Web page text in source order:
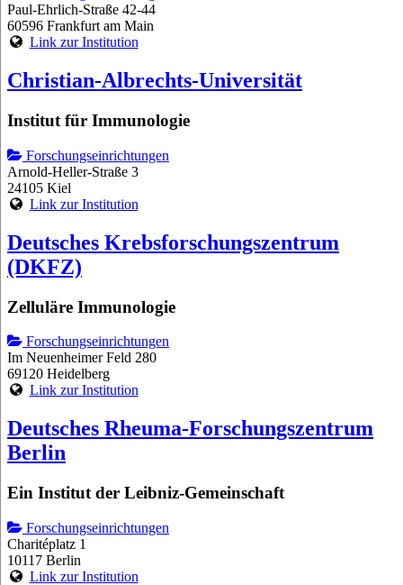
Paul-Ehrlich-Straße 42-44
60596 Frankfurt am Main
Link zur Institution
Christian-Albrechts-Universität
Institut für Immunologie
Forschungseinrichtungen
Arnold-Heller-Straße 3
24105 Kiel
Link zur Institution
Deutsches Krebsforschungszentrum
(DKFZ)
Zelluläre Immunologie
Forschungseinrichtungen
Im Neuenheimer Feld 280
69120 Heidelberg
Link zur Institution
Deutsches Rheuma-Forschungszentrum
Berlin
Ein Institut der Leibniz-Gemeinschaft
Forschungseinrichtungen
Charitéplatz 1
10117 Berlin
Link zur Institution